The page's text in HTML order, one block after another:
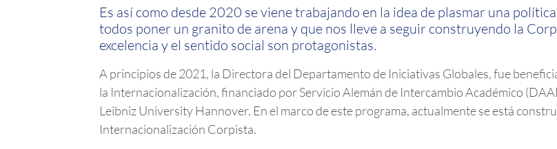
Es así como desde 2020 se viene trabajando en la idea de plasmar una
todos poner un granito de arena y que nos lleve a seguir construyendo la
excelencia y el sentido social son protagonistas.
A principios de 2021, la Directora del Departamento de Iniciativas Globales, fue
la Internacionalización, financiado por Servicio Alemán de Intercambio Académico
Leibniz University Hannover. En el marco de este programa, actualmente se está
Internacionalización Corpista.